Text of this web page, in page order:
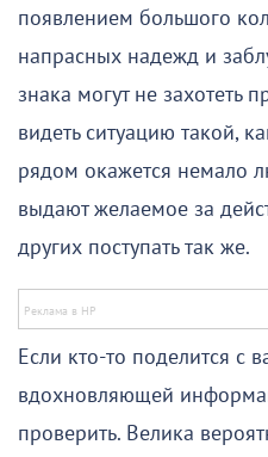
появлением большого
напрасных надежд и
знака могут не захотеть
видеть ситуацию такой,
рядом окажется немало
выдают желаемое за
других поступать так же.
Если кто-то поделится с
вдохновляющей
проверить. Велика